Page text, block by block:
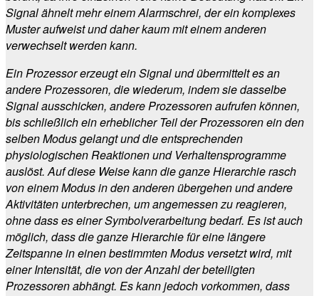
Signal ähnelt mehr einem Alarmschrei, der ein komplexes
Muster aufweist und daher kaum mit einem anderen
verwechselt werden kann.
Ein Prozessor erzeugt ein Signal und übermittelt es an
andere Prozessoren, die wiederum, indem sie dasselbe
Signal ausschicken, andere Prozessoren aufrufen können,
bis schließlich ein erheblicher Teil der Prozessoren ein den
selben Modus gelangt und die entsprechenden
physiologischen Reaktionen und Verhaltensprogramme
auslöst. Auf diese Weise kann die ganze Hierarchie rasch
von einem Modus in den anderen übergehen und andere
Aktivitäten unterbrechen, um angemessen zu reagieren,
ohne dass es einer Symbolverarbeitung bedarf. Es ist auch
möglich, dass die ganze Hierarchie für eine längere
Zeitspanne in einen bestimmten Modus versetzt wird, mit
einer Intensität, die von der Anzahl der beteiligten
Prozessoren abhängt. Es kann jedoch vorkommen, dass